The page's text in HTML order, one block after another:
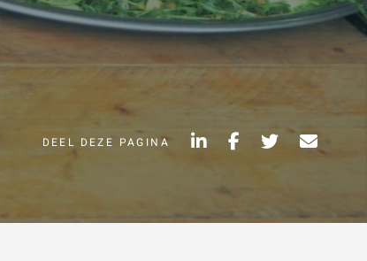
Vraag of opmerking
Wat is 5 + 5? *
DEEL DEZE PAGINA